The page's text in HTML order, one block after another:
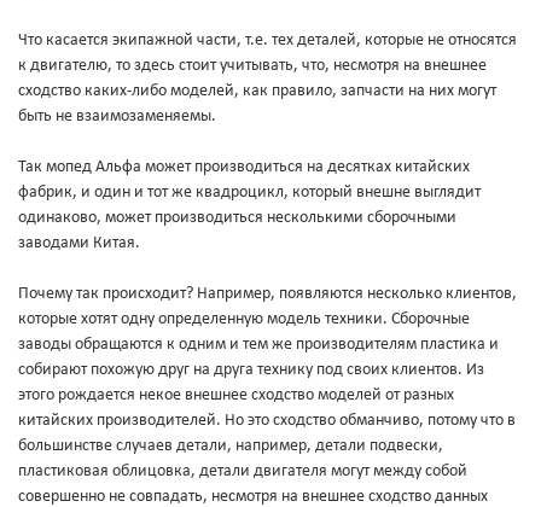
Что касается экипажной части, т.е. тех деталей, которые не относятся
к двигателю, то здесь стоит учитывать, что, несмотря на внешнее
сходство каких-либо моделей, как правило, запчасти на них могут
быть не взаимозаменяемы.
Так мопед Альфа может производиться на десятках китайских
фабрик, и один и тот же квадроцикл, который внешне выглядит
одинаково, может производиться несколькими сборочными
заводами Китая.
Почему так происходит? Например, появляются несколько клиентов,
которые хотят одну определенную модель техники. Сборочные
заводы обращаются к одним и тем же производителям пластика и
собирают похожую друг на друга технику под своих клиентов. Из
этого рождается некое внешнее сходство моделей от разных
китайских производителей. Но это сходство обманчиво, потому что в
большинстве случаев детали, например, детали подвески,
пластиковая облицовка, детали двигателя могут между собой
совершенно не совпадать, несмотря на внешнее сходство данных